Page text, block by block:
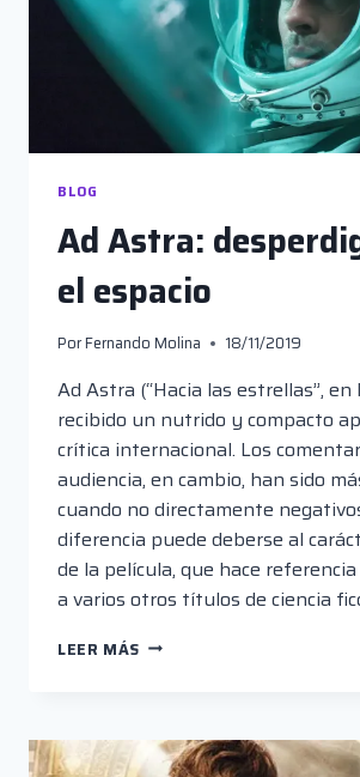
BLOG
Ad Astra:
el espacio
PorFernando Molina 18/11/2019
Ad Astra (“Hacia las estrellas”,
recibido un nutrido y compacto
crítica internacional. Los
audiencia, en cambio, han sido
cuando no directamente
diferencia puede deberse al
de la película, que hace
a varios otros títulos de ciencia
LEER MÁS AD
EL
ESPACIO